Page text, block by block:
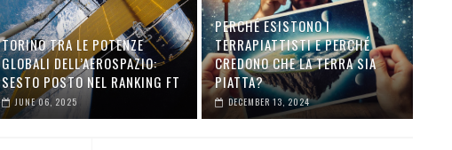
TORINO TRA LE POTENZE
GLOBALI DELL’AEROSPAZIO:
SESTO POSTO NEL RANKING FT
JUNE 06, 2025
PERCHÉ ESISTONO I
TERRAPIATTISTI E PERCHÉ
CREDONO CHE LA TERRA SIA
PIATTA?
DECEMBER 13, 2024